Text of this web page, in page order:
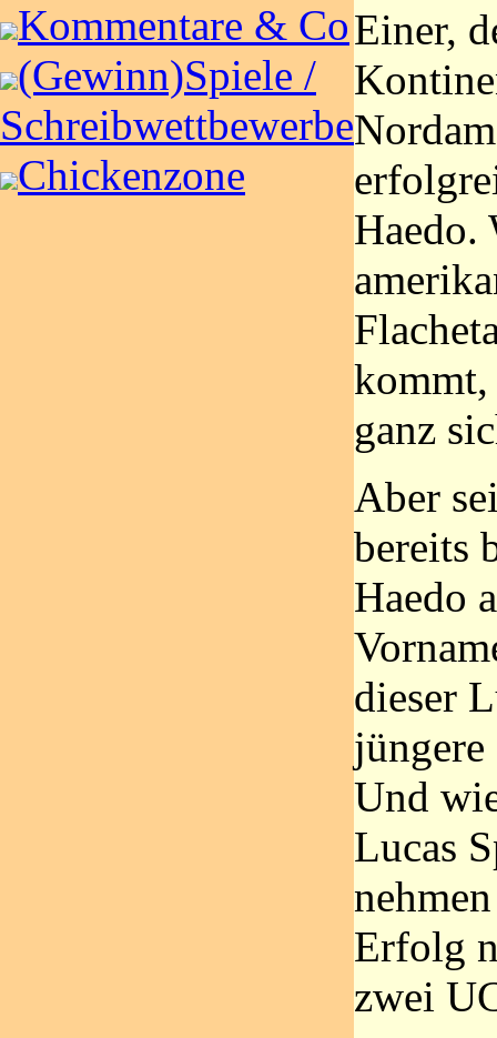
Kommentare & Co
(Gewinn)Spiele /
Schreibwettbewerbe
Chickenzone
Einer,
Haedo.
kommt,
ganz
Aber
bereits
Haedo
dieser
jüngere
Und
Lucas
Erfolg
zwei